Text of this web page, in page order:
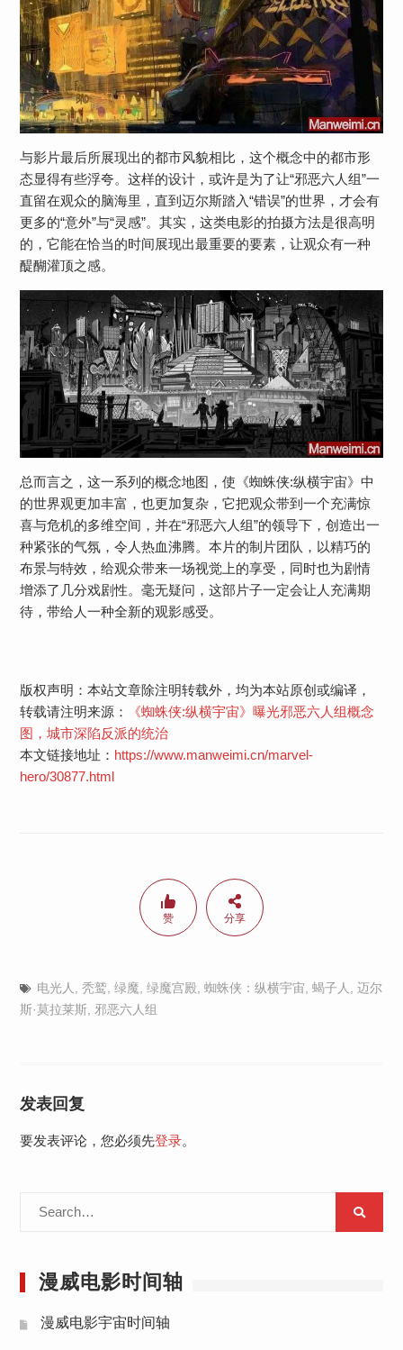
与影片最后所展现出的都市风貌相比，这个概念中的都市形
态显得有些浮夸。这样的设计，或许是为了让“邪恶六人组”一
直留在观众的脑海里，直到迈尔斯踏入“错误”的世界，才会有
更多的“意外”与“灵感”。其实，这类电影的拍摄方法是很高明
的，它能在恰当的时间展现出最重要的要素，让观众有一种
醍醐灌顶之感。
总而言之，这一系列的概念地图，使《蜘蛛侠:纵横宇宙》中
的世界观更加丰富，也更加复杂，它把观众带到一个充满惊
喜与危机的多维空间，并在“邪恶六人组”的领导下，创造出一
种紧张的气氛，令人热血沸腾。本片的制片团队，以精巧的
布景与特效，给观众带来一场视觉上的享受，同时也为剧情
增添了几分戏剧性。毫无疑问，这部片子一定会让人充满期
待，带给人一种全新的观影感受。
版权声明：本站文章除注明转载外，均为本站原创或编译，
转载请注明来源：
《蜘蛛侠:纵横宇宙》曝光邪恶六人组概念
图，城市深陷反派的统治
本文链接地址： https://www.manweimi.cn/marvel-
hero/30877.html
赞 分享
电光人 秃鹫, 绿魔 绿魔宫殿, 蜘蛛侠：纵横宇宙 蝎子人
迈尔
斯·莫拉莱斯, 邪恶六人组
发表回复
要发表评论，您必须先登录。
漫威电影时间轴
漫威电影宇宙时间轴